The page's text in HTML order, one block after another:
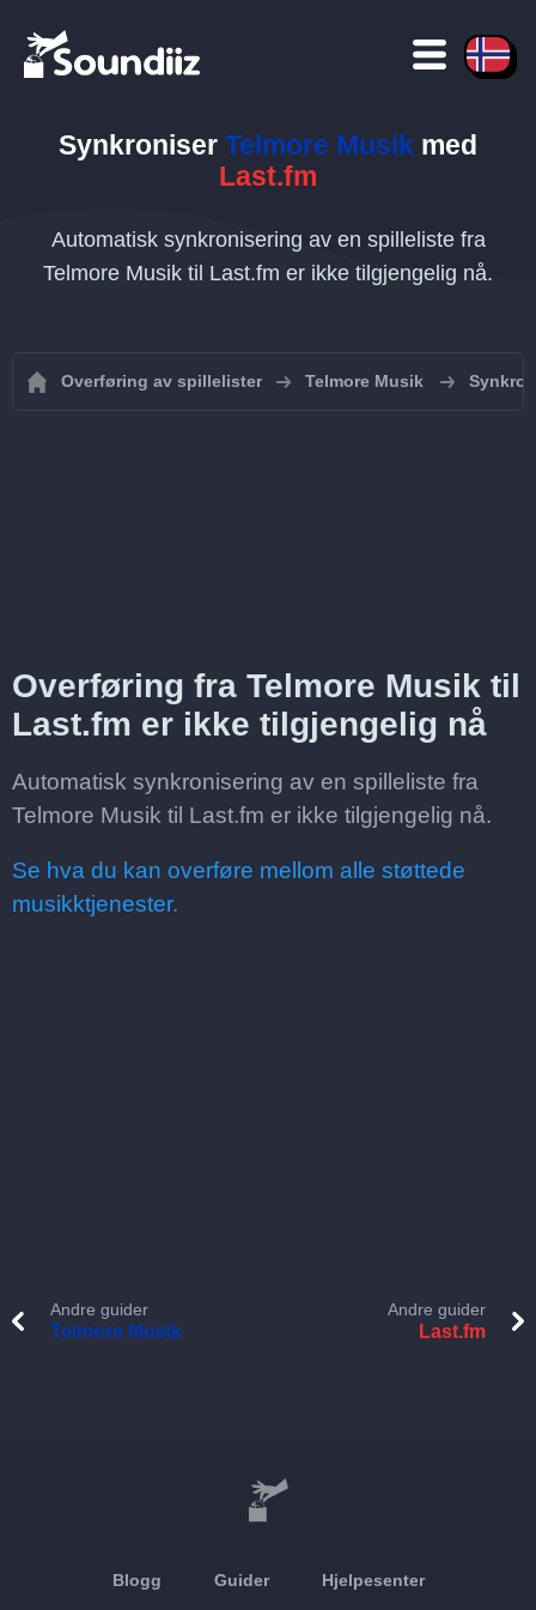
Synkroniser Telmore Musik med
Last.fm
Automatisk synkronisering av en spilleliste fra
Telmore Musik til Last.fm er ikke tilgjengelig nå.
Overføring av spillelister Telmore Musik
Overføring fra Telmore Musik til
Last.fm er ikke tilgjengelig nå
Automatisk synkronisering av en spilleliste fra
Telmore Musik til Last.fm er ikke tilgjengelig nå.
Se hva du kan overføre mellom alle støttede
musikktjenester.
Andre guider
Telmore Musik
Andre guider
Last.fm
Blogg Guider Hjelpesenter